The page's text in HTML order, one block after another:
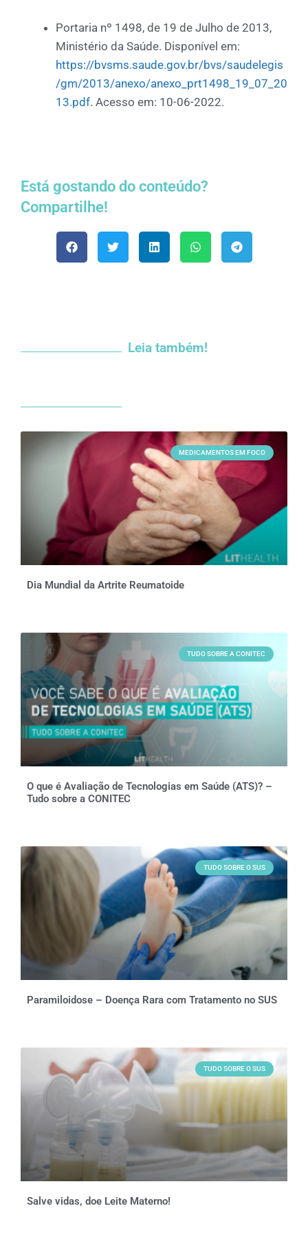
Portaria nº 1498, de 19 de Julho de 2013,
Ministério da Saúde. Disponível em:
https://bvsms.saude.gov.br/bvs/saudelegis
/gm/2013/anexo/anexo_prt1498_19_07_20
13.pdf. Acesso em: 10-06-2022.
Está gostando do conteúdo?
Compartilhe!
Leia também!
MEDICAMENTOS EM FOCO
Dia Mundial da Artrite Reumatoide
TUDO SOBRE A CONITEC
O que é Avaliação de Tecnologias em Saúde (ATS)? –
Tudo sobre a CONITEC
TUDO SOBRE O SUS
Paramiloidose – Doença Rara com Tratamento no SUS
TUDO SOBRE O SUS
Salve vidas, doe Leite Materno!